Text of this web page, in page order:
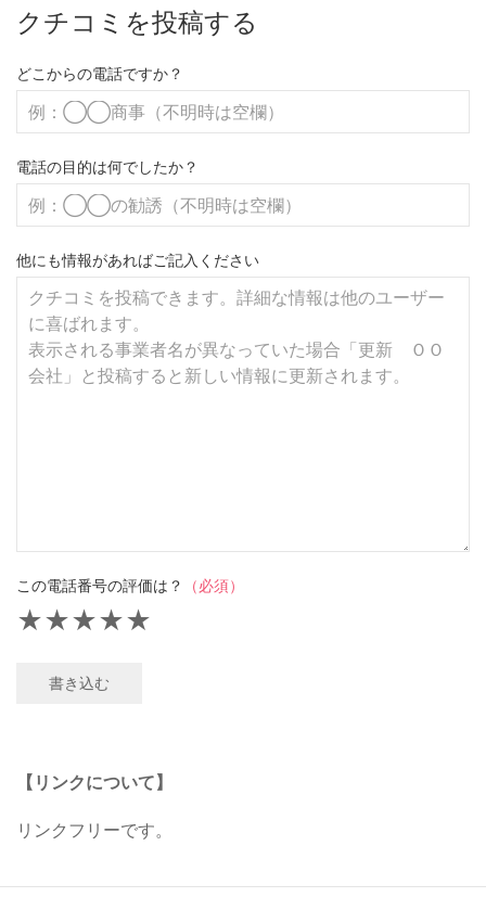
クチコミを投稿する
どこからの電話ですか？
電話の目的は何でしたか？
他にも情報があればご記入ください
この電話番号の評価は？ （必須）
★
★
★
★
★
書き込む
【リンクについて】
リンクフリーです。